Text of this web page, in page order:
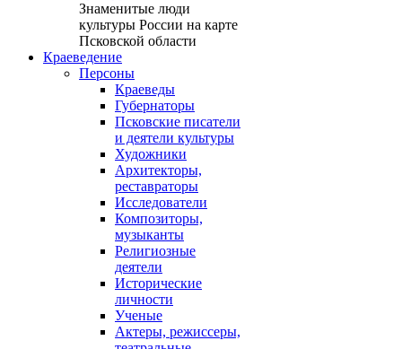
Знаменитые люди
культуры России на карте
Псковской области
Краеведение
Персоны
Краеведы
Губернаторы
Псковские писатели
и деятели культуры
Художники
Архитекторы,
реставраторы
Исследователи
Композиторы,
музыканты
Религиозные
деятели
Исторические
личности
Ученые
Актеры, режиссеры,